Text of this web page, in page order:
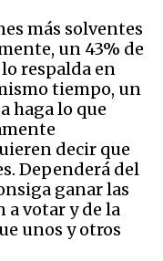
más solventes
un 43% de
respalda en
tiempo, un
haga lo que
decir que
Dependerá del
ganar las
a votar y de la
unos y otros